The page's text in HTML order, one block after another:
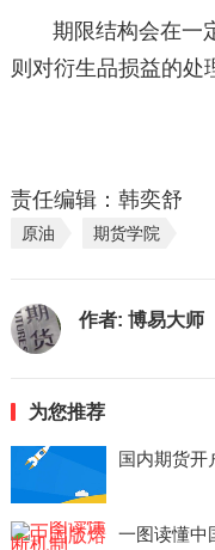
期限结构会在一
则对衍生品损益的处
责任编辑：韩奕舒
原油 期货学院
作者: 博易大师
为您推荐
国内期货开
一图读懂中